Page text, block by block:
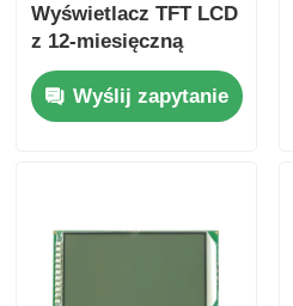
Wyświetlacz TFT LCD
z 12-miesięczną
gwarancją i
rozmiarem 105,5
mm*67,2 mm*3,0 mm
Wyślij zapytanie